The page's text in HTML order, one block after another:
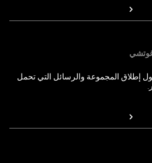
إطلاق المجموعة والرسائل التي تحمل